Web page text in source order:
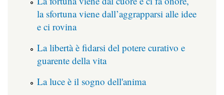
la sfortuna viene dall’aggrapparsi alle idee
e ci rovina
La libertà è fidarsi del potere curativo e
guarente della vita
La luce è il sogno dell'anima